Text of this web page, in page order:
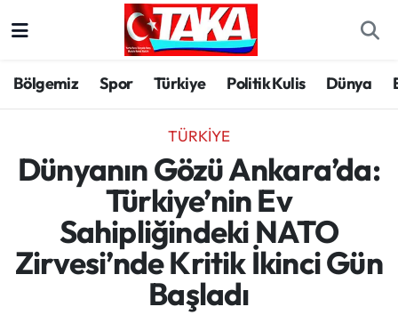
Bölgemiz Spor Türkiye Politik Kulis Dünya
TÜRKIYE
Dünyanın Gözü Ankara’da:
Türkiye’nin Ev
Sahipliğindeki NATO
Zirvesi’nde Kritik İkinci Gün
Başladı
Spor
Türkiye
Kültür/Sanat
Politika
Trabzon Hava Durumu
Trabzon Trafik Yoğunluk Haritası
Süper Lig Puan Durumu ve Fikstür
Tüm Manşetler
Son Dakika Haberleri